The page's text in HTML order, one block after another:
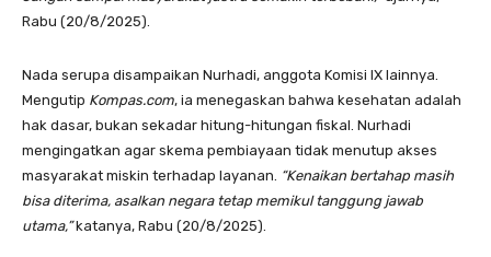
Rabu (20/8/2025).
Nada serupa disampaikan Nurhadi, anggota Komisi IX lainnya.
Mengutip Kompas.com, ia menegaskan bahwa kesehatan adalah
hak dasar, bukan sekadar hitung-hitungan fiskal. Nurhadi
mengingatkan agar skema pembiayaan tidak menutup akses
masyarakat miskin terhadap layanan. “Kenaikan bertahap masih
bisa diterima, asalkan negara tetap memikul tanggung jawab
utama,”katanya, Rabu (20/8/2025).